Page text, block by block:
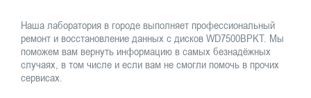
Наша лаборатория в городе выполняет профессиональный
ремонт и восстановление данных с дисков WD7500BPKT. Мы
поможем вам вернуть информацию в самых безнадёжных
случаях, в том числе и если вам не смогли помочь в прочих
сервисах.